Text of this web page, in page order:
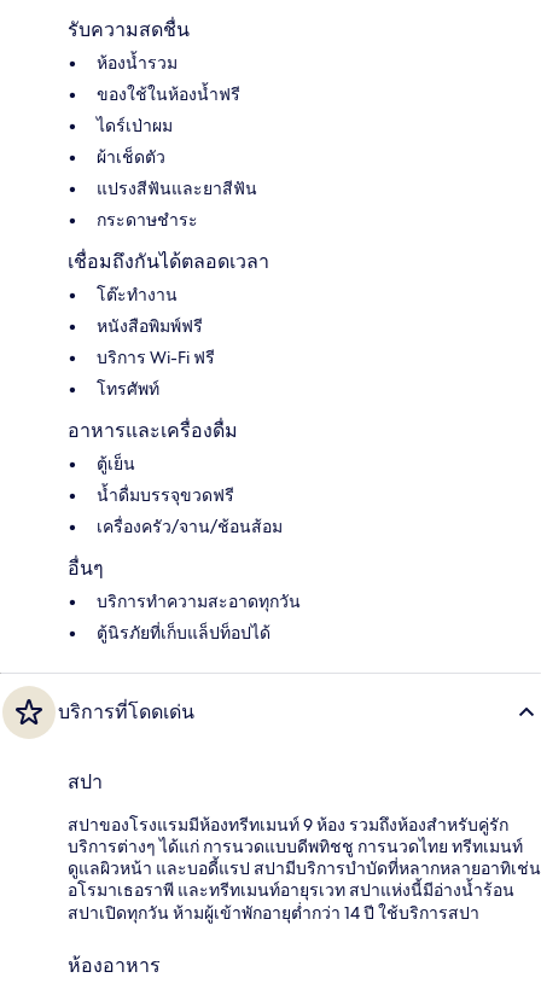
รับความสดชื่น
ห้องน้ำรวม
ของใช้ในห้องน้ำฟรี
ไดร์เป่าผม
ผ้าเช็ดตัว
แปรงสีฟันและยาสีฟัน
กระดาษชำระ
เชื่อมถึงกันได้ตลอดเวลา
โต๊ะทำงาน
หนังสือพิมพ์ฟรี
บริการ Wi-Fi ฟรี
โทรศัพท์
อาหารและเครื่องดื่ม
ตู้เย็น
น้ำดื่มบรรจุขวดฟรี
เครื่องครัว/จาน/ช้อนส้อม
อื่นๆ
บริการทำความสะอาดทุกวัน
ตู้นิรภัยที่เก็บแล็ปท็อปได้
บริการที่โดดเด่น
สปา
สปาของโรงแรมมีห้องทรีทเมนท์ 9 ห้อง รวมถึงห้องสำหรับคู่รัก
บริการต่างๆ ได้แก่ การนวดแบบดีพทิชชู การนวดไทย ทรีทเมนท์
ดูแลผิวหน้า และบอดี้แรป สปามีบริการบำบัดที่หลากหลายอาทิเช่น
อโรมาเธอราพี และทรีทเมนท์อายุรเวท สปาแห่งนี้มีอ่างน้ำร้อน
สปาเปิดทุกวัน ห้ามผู้เข้าพักอายุต่ำกว่า 14 ปี ใช้บริการสปา
ห้องอาหาร